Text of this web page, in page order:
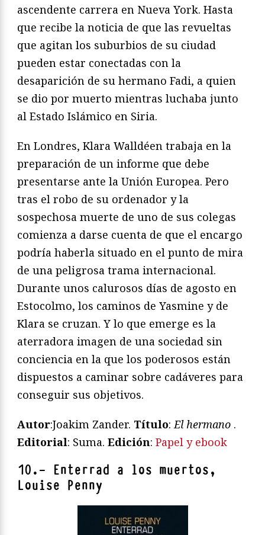
ascendente carrera en Nueva York. Hasta
que recibe la noticia de que las revueltas
que agitan los suburbios de su ciudad
pueden estar conectadas con la
desaparición de su hermano Fadi, a quien
se dio por muerto mientras luchaba junto
al Estado Islámico en Siria.
En Londres, Klara Walldéen trabaja en la
preparación de un informe que debe
presentarse ante la Unión Europea. Pero
tras el robo de su ordenador y la
sospechosa muerte de uno de sus colegas
comienza a darse cuenta de que el encargo
podría haberla situado en el punto de mira
de una peligrosa trama internacional.
Durante unos calurosos días de agosto en
Estocolmo, los caminos de Yasmine y de
Klara se cruzan. Y lo que emerge es la
aterradora imagen de una sociedad sin
conciencia en la que los poderosos están
dispuestos a caminar sobre cadáveres para
conseguir sus objetivos.
Autor:Joakim Zander. Título:El hermano .
Editorial: Suma. Edición: Papel y ebook
10.- Enterrad a los muertos,
Louise Penny